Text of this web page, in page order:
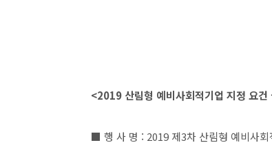
<2019 산림형 예비사회적기업 지정 요건
■ 행 사 명 : 2019 제3차 산림형 예비사회